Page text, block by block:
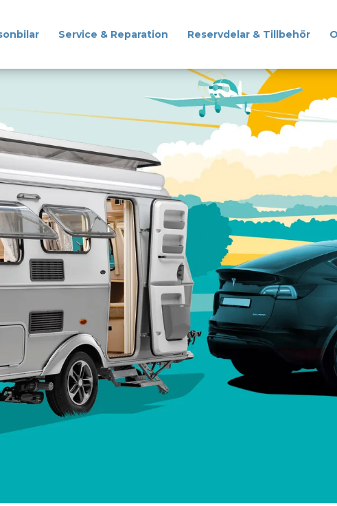
Service & Reparation Reservdelar & Tillbehör
Personbilar
& Reparation
& Tillbehör
Om oss